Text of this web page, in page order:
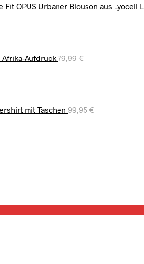
OPUS Urbaner Blouson aus Lyocell
Afrika-Aufdruck 79,99 €
mit Taschen 99,95 €